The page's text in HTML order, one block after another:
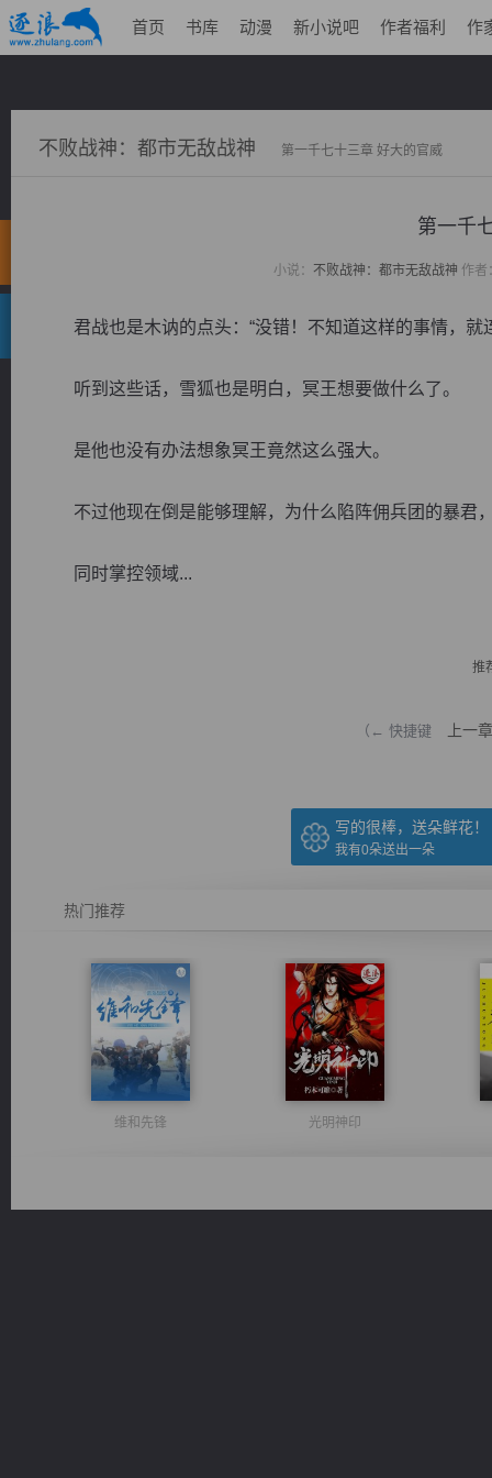
首页 书库 动漫 新小说吧 作者福利 作
不败战神：都市无敌战神 第一千七十三章 好大的官威
第一千
小说： 不败战神：都市无敌战神 作者
君战也是木讷的点头：“没错！不知道这样的事情，就
听到这些话，雪狐也是明白，冥王想要做什么了。
是他也没有办法想象冥王竟然这么强大。
不过他现在倒是能够理解，为什么陷阵佣兵团的暴君
同时掌控领域...
推
（← 快捷键 上一章
写的很棒，送朵鲜花！
我有0朵送出一朵
热门推荐
维和先锋 光明神印